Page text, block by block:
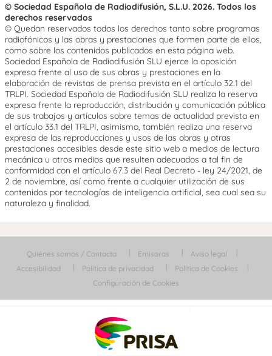
© Sociedad Española de Radiodifusión, S.L.U. 2026. Todos los
derechos reservados
© Quedan reservados todos los derechos tanto sobre programas
radiofónicos y las obras y prestaciones que formen parte de ellos,
como sobre los contenidos publicados en esta página web.
Sociedad Española de Radiodifusión SLU ejerce la oposición
expresa frente al uso de sus obras y prestaciones en la
elaboración de revistas de prensa prevista en el artículo 32.1 del
TRLPI. Sociedad Española de Radiodifusión SLU realiza la reserva
expresa frente la reproducción, distribución y comunicación pública
de sus trabajos y artículos sobre temas de actualidad prevista en
el artículo 33.1 del TRLPI, asimismo, también realiza una reserva
expresa de las reproducciones y usos de las obras y otras
prestaciones accesibles desde este sitio web a medios de lectura
mecánica u otros medios que resulten adecuados a tal fin de
conformidad con el artículo 67.3 del Real Decreto - ley 24/2021, de
2 de noviembre, así como frente a cualquier utilización de sus
contenidos por tecnologías de inteligencia artificial, sea cual sea su
naturaleza y finalidad.
Quiénes somos / Contacta Emisoras
Aviso legal
Accesibilidad
Política de privacidad
Política de Cookies
Configuración de Cookies